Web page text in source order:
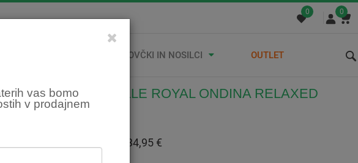
vas bomo
v prodajnem
0 0
STREŠNI KOVČKI IN NOSILCI OUTLET
SEDEŽ SELLE ROYAL ONDINA RELAXED
Šifra:
34,95 €